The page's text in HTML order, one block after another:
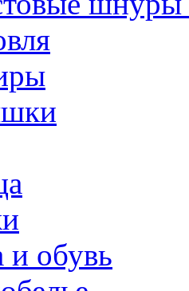
обувь